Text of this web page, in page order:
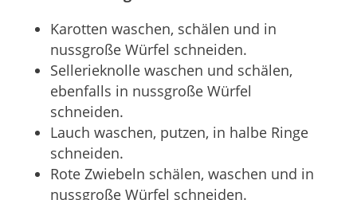
Karotten waschen, schälen und in
nussgroße Würfel schneiden.
Sellerieknolle waschen und schälen,
ebenfalls in nussgroße Würfel
schneiden.
Lauch waschen, putzen, in halbe Ringe
schneiden.
Rote Zwiebeln schälen, waschen und in
nussgroße Würfel schneiden.